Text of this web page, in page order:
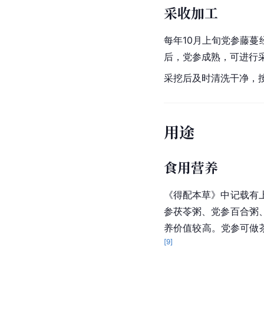
采收加工
每年10月上旬党参藤蔓
后，党参成熟，可进行
采挖后及时清洗干净，
用途
食用营养
《得配本草》中记载
参茯苓粥、党参百合粥
养价值较高。党参可做
[9]